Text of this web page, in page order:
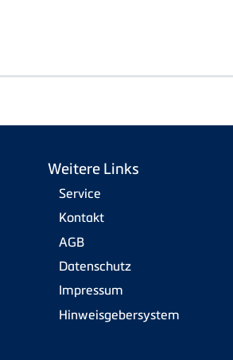
Weitere Links
Service
Kontakt
AGB
Datenschutz
Impressum
Hinweisgebersystem